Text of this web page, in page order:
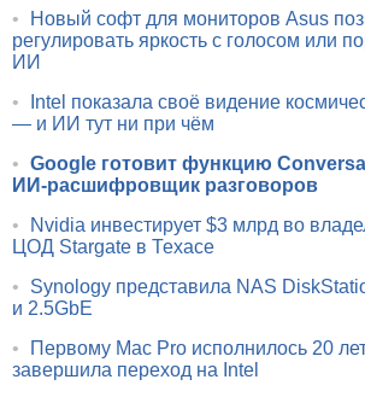
•
Новый софт для мониторов Asus
регулировать яркость с голосом или
ИИ
•
Intel показала своё видение
— и ИИ тут ни при чём
• Google готовит функцию
ИИ-расшифровщик разговоров
•
Nvidia инвестирует $3 млрд во
ЦОД Stargate в Техасе
•
Synology представила NAS
и 2.5GbE
•
Первому Mac Pro исполнилось 20
завершила переход на Intel